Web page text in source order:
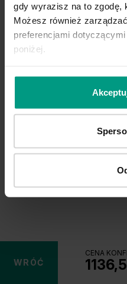
gdy wyrazisz na to zgodę,
Możesz również
preferencjami
poniżej.
Unia Europejska
Extranet
OBSERWUJ NAS
ELEGANTO
WRÓĆ
CENA